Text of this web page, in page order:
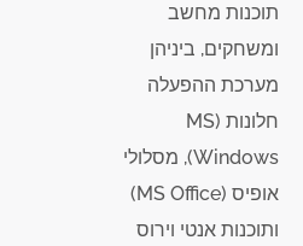
תוכנות מחשב
ומשחקים, ביניהן
מערכת ההפעלה
חלונות (MS
Windows), מסלולי
אופיס (MS Office)
ותוכנות אנטי וירוס